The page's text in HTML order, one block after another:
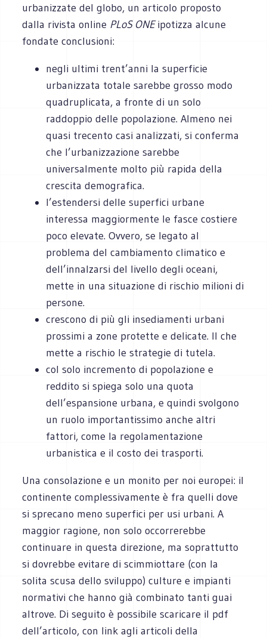
urbanizzate del globo, un articolo proposto
dalla rivista online PLoS ONEipotizza alcune
fondateconclusioni:
negli ultimi trent’anni la superficie
urbanizzata totale sarebbe grosso modo
quadruplicata, a fronte di un solo
raddoppio delle popolazione. Almeno nei
quasi trecento casi analizzati, si conferma
che l’urbanizzazione sarebbe
universalmente molto più rapida della
crescita demografica.
l’estendersi delle superfici urbane
interessa maggiormente le fasce costiere
poco elevate. Ovvero, se legato al
problema del cambiamento climatico e
dell’innalzarsi del livello degli oceani,
mette in una situazione di rischio milioni di
persone.
crescono di più gli insediamenti urbani
prossimi a zone protette e delicate. Il che
mette a rischio le strategie di tutela.
col solo incremento di popolazione e
reddito si spiega solo una quota
dell’espansione urbana, e quindi svolgono
un ruolo importantissimo anche altri
fattori, come la regolamentazione
urbanistica e il costo dei trasporti.
Una consolazione e un monito per noi europei: il
continente complessivamente è fra quelli dove
si sprecano meno superfici per usi urbani. A
maggior ragione, non solo occorrerebbe
continuare in questa direzione, ma soprattutto
si dovrebbe evitare di scimmiottare (con la
solita scusa dello sviluppo) culture e impianti
normativi che hanno già combinato tanti guai
altrove. Di seguito è possibile scaricare il pdf
dell’articolo, con link agli articoli della